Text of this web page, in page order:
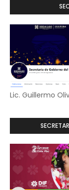
Lic. Guillermo